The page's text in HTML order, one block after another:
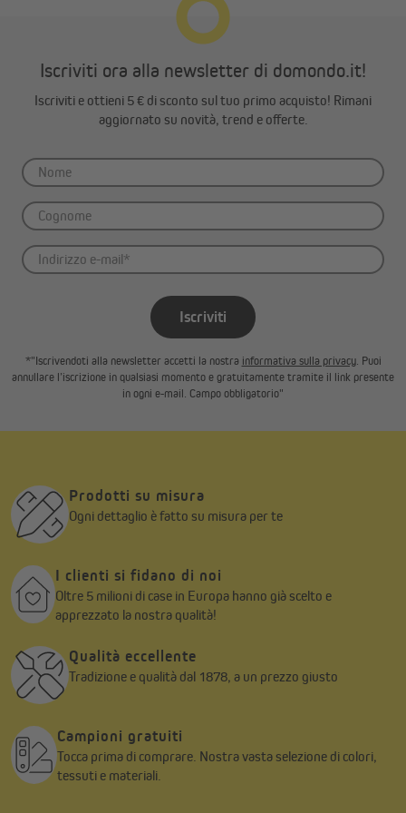
leggermente, pulire delicatamente con detersivo per lana o
delicati - e la tua tenda tornerà a splendere di nuova luce. Si
prega di evitare di stirare a caldo, l'asciugatrice e l'uso di
candeggina al cloro per mantenere la qualità della tua tenda.
Dona alla tua casa un tocco di eleganza e calore con la nostra
tenda con nastro speciale e bordo termosaldato . Ordina ora e
lascia che la tua casa risplenda di nuova luce!
Iscriviti ora alla newsletter di domondo.it!
Iscriviti e ottieni 5 € di sconto sul tuo primo acquisto! Rimani
aggiornato su novità, trend e offerte.
Iscriviti
*"Iscrivendoti alla newsletter accetti la nostra informativa sulla privacy. Puoi
annullare l’iscrizione in qualsiasi momento e gratuitamente tramite il link presente
in ogni e-mail. Campo obbligatorio"
Prodotti su misura
Ogni dettaglio è fatto su misura per te
I clienti si fidano di noi
Oltre 5 milioni di case in Europa hanno già scelto e
apprezzato la nostra qualità!
Qualità eccellente
Tradizione e qualità dal 1878, a un prezzo giusto
Campioni gratuiti
Tocca prima di comprare. Nostra vasta selezione di colori,
tessuti e materiali.